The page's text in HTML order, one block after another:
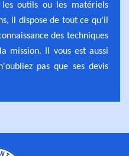
outils ou les matériels
il dispose de tout ce qu'il
des techniques
mission. Il vous est aussi
pas que ses devis